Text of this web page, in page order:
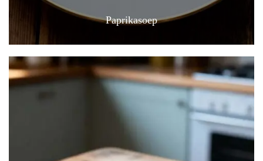
Paprikasoep